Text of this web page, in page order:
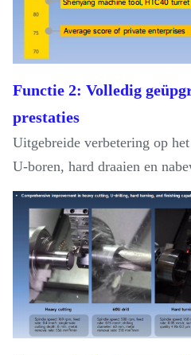
Functie 2: Volledig
prestaties
Uitgebreide verbetering op
U-boren, hard draaien en